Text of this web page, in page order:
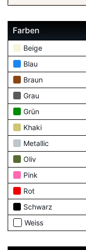
Farben
Beige
Blau
Braun
Grau
Grün
Khaki
Metallic
Oliv
Pink
Rot
Schwarz
Weiss